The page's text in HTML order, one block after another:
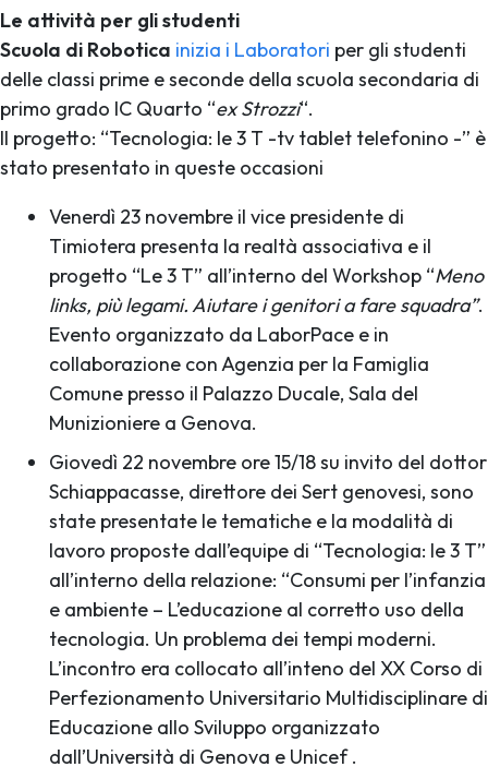
Le attività per gli studenti
Scuola di Robotica inizia i Laboratori per gli studenti
delle classi prime e seconde della scuola secondaria di
primo grado IC Quarto “ex Strozzi“.
Il progetto: “Tecnologia: le 3 T -tv tablet telefonino -” è
stato presentato in queste occasioni
Venerdì 23 novembre il vice presidente di
Timiotera presenta la realtà associativa e il
progetto “Le 3 T” all’interno del Workshop “Meno
links, più legami. Aiutare i genitori a fare squadra”.
Evento organizzato da LaborPace e in
collaborazione con Agenzia per la Famiglia
Comune presso il Palazzo Ducale, Sala del
Munizioniere a Genova.
Giovedì 22 novembre ore 15/18 su invito del dottor
Schiappacasse, direttore dei Sert genovesi, sono
state presentate le tematiche e la modalità di
lavoro proposte dall’equipe di “Tecnologia: le 3 T”
all’interno della relazione: “Consumi per l’infanzia
e ambiente – L’educazione al corretto uso della
tecnologia. Un problema dei tempi moderni.
L’incontro era collocato all’inteno del XX Corso di
Perfezionamento Universitario Multidisciplinare di
Educazione allo Sviluppo organizzato
dall’Università di Genova e Unicef .